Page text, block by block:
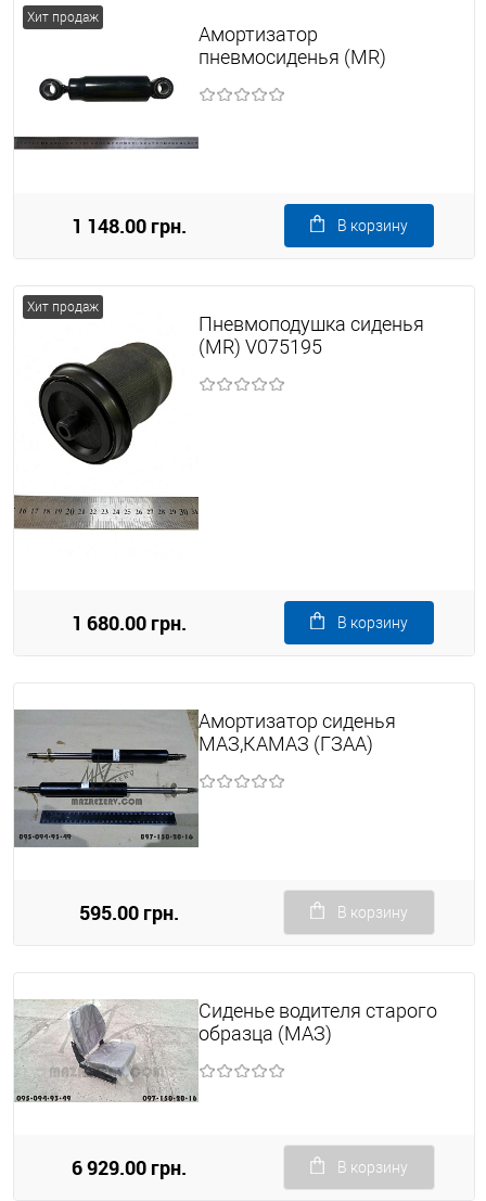
Хит продаж
Амортизатор
пневмосиденья (MR)
1 148.00 грн. В корзину
Хит продаж
Пневмоподушка сиденья
(MR) V075195
1 680.00 грн. В корзину
Амортизатор сиденья
МАЗ,КАМАЗ (ГЗАА)
595.00 грн. В корзину
Сиденье водителя старого
образца (МАЗ)
6 929.00 грн. В корзину